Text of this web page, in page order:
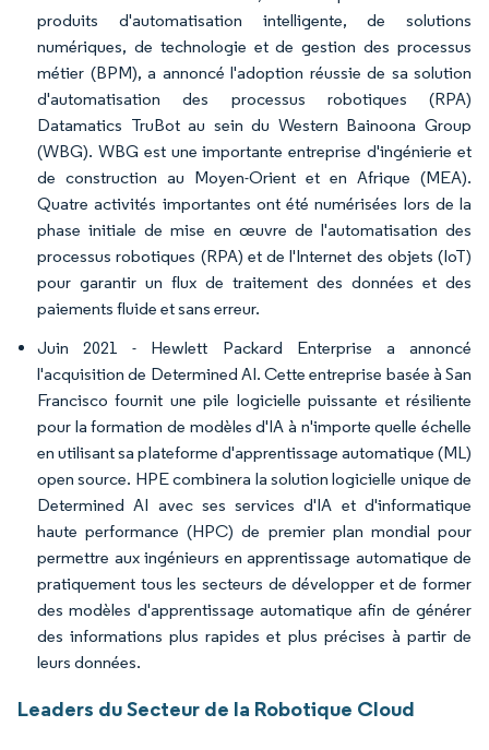
produits d'automatisation intelligente, de solutions
numériques, de technologie et de gestion des processus
métier (BPM), a annoncé l'adoption réussie de sa solution
d'automatisation des processus robotiques (RPA)
Datamatics TruBot au sein du Western Bainoona Group
(WBG). WBG est une importante entreprise d'ingénierie et
de construction au Moyen-Orient et en Afrique (MEA).
Quatre activités importantes ont été numérisées lors de la
phase initiale de mise en œuvre de l'automatisation des
processus robotiques (RPA) et de l'Internet des objets (IoT)
pour garantir un flux de traitement des données et des
paiements fluide et sans erreur.
Juin 2021 - Hewlett Packard Enterprise a annoncé
l'acquisition de Determined AI. Cette entreprise basée à San
Francisco fournit une pile logicielle puissante et résiliente
pour la formation de modèles d'IA à n'importe quelle échelle
en utilisant sa plateforme d'apprentissage automatique (ML)
open source. HPE combinera la solution logicielle unique de
Determined AI avec ses services d'IA et d'informatique
haute performance (HPC) de premier plan mondial pour
permettre aux ingénieurs en apprentissage automatique de
pratiquement tous les secteurs de développer et de former
des modèles d'apprentissage automatique afin de générer
des informations plus rapides et plus précises à partir de
leurs données.
Leaders du Secteur de la Robotique Cloud